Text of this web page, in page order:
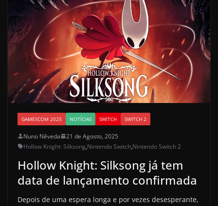
GAMESCOM 2025 NOTÍCIAS SWITCH SWITCH 2
Nuno Nêveda
21 de Agosto, 2025
Hollow Knight: Silksong,Nintendo Switch,Nintendo Switch 2
Hollow Knight: Silksong já tem
data de lançamento confirmada
Depois de uma espera longa e por vezes desesperante,